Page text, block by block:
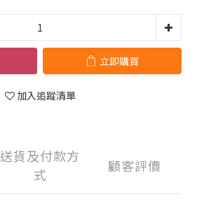
立即購買
加入追蹤清單
送貨及付款方
式
顧客評價